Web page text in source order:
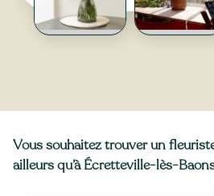
Vous souhaitez trouver un
ailleurs qu’à Écretteville-lès-